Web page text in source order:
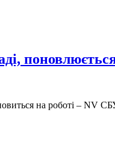
на роботі – NV